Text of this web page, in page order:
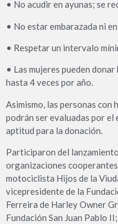
• No acudir en ayunas; se
• No estar embarazada ni
• Respetar un intervalo
• Las mujeres pueden
hasta 4 veces por año.
Asimismo, las personas
podrán ser evaluadas por
aptitud para la donación.
Participaron del
organizaciones
motociclista Hijos de la
vicepresidente de la
Ferreira de Harley Owner
Fundación San Juan Pablo